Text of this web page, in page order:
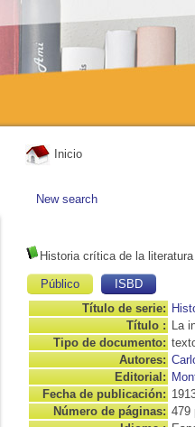
Inicio
New search
Historia crítica de la
Público
ISBD
Título de serie:
Título : La
Tipo de documento:
Autores:
Editorial:
Fecha de publicación:
Número de páginas: 479